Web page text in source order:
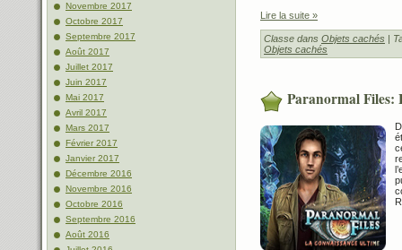
Novembre 2017
Octobre 2017
Septembre 2017
Août 2017
Juillet 2017
Juin 2017
Mai 2017
Avril 2017
Mars 2017
Février 2017
Janvier 2017
Décembre 2016
Novembre 2016
Octobre 2016
Septembre 2016
Août 2016
Lire la suite »
Classe dans Objets cachés |
Objets cachés
Paranormal Files: